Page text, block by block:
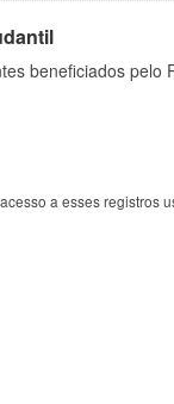
beneficiados pelo
a esses registros